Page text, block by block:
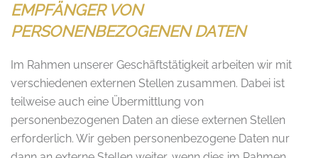
EMPFÄNGER VON
PERSONENBEZOGENEN DATEN
Im Rahmen unserer Geschäftstätigkeit arbeiten wir mit
verschiedenen externen Stellen zusammen. Dabei ist
teilweise auch eine Übermittlung von
personenbezogenen Daten an diese externen Stellen
erforderlich. Wir geben personenbezogene Daten nur